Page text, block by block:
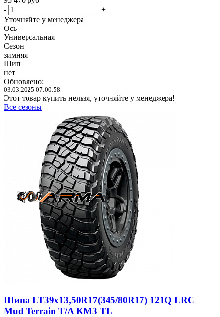
-
+
Уточняйте у менеджера
Ось
Универсальная
Сезон
зимняя
Шип
нет
Обновлено:
03.03.2025 07:00:58
Этот товар купить нельзя, уточняйте у менеджера!
Все сезоны
Шина LT39x13,50R17(345/80R17) 121Q LRC
Mud Terrain T/A KM3 TL